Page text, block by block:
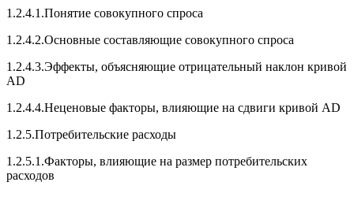
1.2.4.1.Понятие совокупного спроса
1.2.4.2.Основные составляющие совокупного спроса
1.2.4.3.Эффекты, объясняющие отрицательный наклон кривой
AD
1.2.4.4.Неценовые факторы, влияющие на сдвиги кривой AD
1.2.5.Потребительские расходы
1.2.5.1.Факторы, влияющие на размер потребительских
расходов